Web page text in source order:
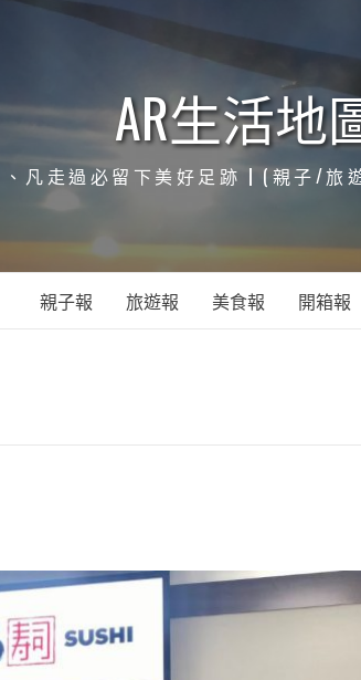
AR生活地
凡走過必留下美好足跡┃(親子/旅
親子報 旅遊報 美食報 開箱報